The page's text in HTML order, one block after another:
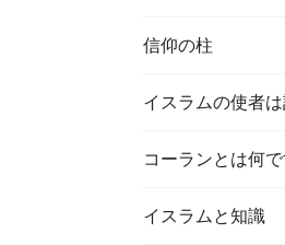
信仰の柱
イスラムの使者
コーランとは何で
イスラムと知識